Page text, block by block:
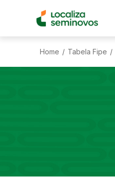
Home / Tabela Fipe /